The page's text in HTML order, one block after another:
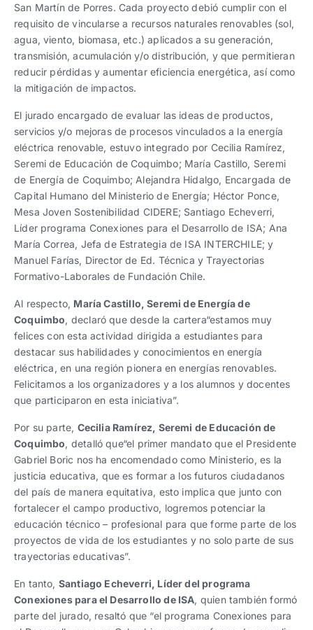
San Martín de Porres. Cada proyecto debió cumplir con el
requisito de vincularse a recursos naturales renovables (sol,
agua, viento, biomasa, etc.) aplicados a su generación,
transmisión, acumulación y/o distribución, y que permitieran
reducir pérdidas y aumentar eficiencia energética, así como
la mitigación de impactos.
El jurado encargado de evaluar las ideas de productos,
servicios y/o mejoras de procesos vinculados a la energía
eléctrica renovable, estuvo integrado por Cecilia Ramírez,
Seremi de Educación de Coquimbo; María Castillo, Seremi
de Energía de Coquimbo; Alejandra Hidalgo, Encargada de
Capital Humano del Ministerio de Energía; Héctor Ponce,
Mesa Joven Sostenibilidad CIDERE; Santiago Echeverri,
Líder programa Conexiones para el Desarrollo de ISA; Ana
María Correa, Jefa de Estrategia de ISA INTERCHILE; y
Manuel Farías, Director de Ed. Técnica y Trayectorias
Formativo-Laborales de Fundación Chile.
Al respecto, María Castillo, Seremi de Energía de
Coquimbo, declaró que desde la cartera“estamos muy
felices con esta actividad dirigida a estudiantes para
destacar sus habilidades y conocimientos en energía
eléctrica, en una región pionera en energías renovables.
Felicitamos a los organizadores y a los alumnos y docentes
que participaron en esta iniciativa”.
Por su parte, Cecilia Ramírez, Seremi de Educación de
Coquimbo, detalló que“el primer mandato que el Presidente
Gabriel Boric nos ha encomendado como Ministerio, es la
justicia educativa, que es formar a los futuros ciudadanos
del país de manera equitativa, esto implica que junto con
fortalecer el campo productivo, logremos potenciar la
educación técnico – profesional para que forme parte de los
proyectos de vida de los estudiantes y no solo parte de sus
trayectorias educativas”.
En tanto, Santiago Echeverri, Líder del programa
Conexiones para el Desarrollo de ISA, quien también formó
parte del jurado, resaltó que “el programa Conexiones para